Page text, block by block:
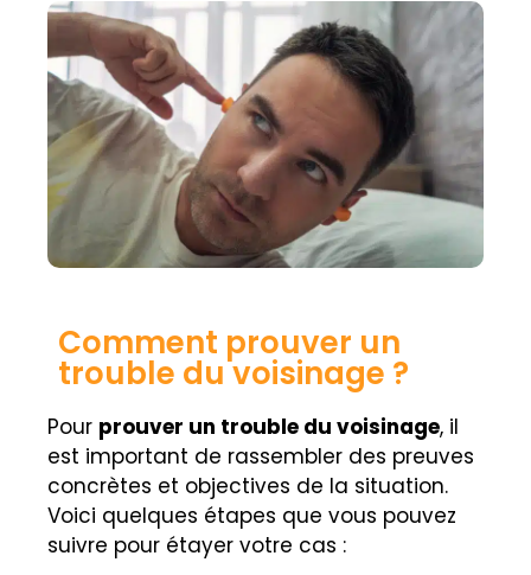
Comment prouver un
trouble du voisinage ?
Pour prouver un trouble du voisinage, il
est important de rassembler des preuves
concrètes et objectives de la situation.
Voici quelques étapes que vous pouvez
suivre pour étayer votre cas :